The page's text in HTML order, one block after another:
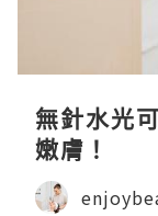
無針水光
嫩膚！